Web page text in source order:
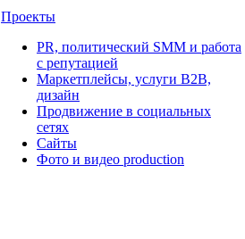
Проекты
PR, политический SMM и работа
с репутацией
Маркетплейсы, услуги B2B,
дизайн
Продвижение в социальных
сетях
Сайты
Фото и видео production